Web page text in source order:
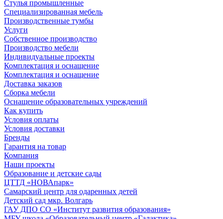
Стулья промышленные
Специализированная мебель
Производственные тумбы
Услуги
Собственное производство
Производство мебели
Индивидуальные проекты
Комплектация и оснащение
Комплектация и оснащение
Доставка заказов
Сборка мебели
Оснащение образовательных учреждений
Как купить
Условия оплаты
Условия доставки
Бренды
Гарантия на товар
Компания
Наши проекты
Образование и детские сады
ЦТТД «НОВАпарк»
Самарский центр для одаренных детей
Детский сад мкр. Волгарь
ГАУ ДПО СО «Институт развития образования»